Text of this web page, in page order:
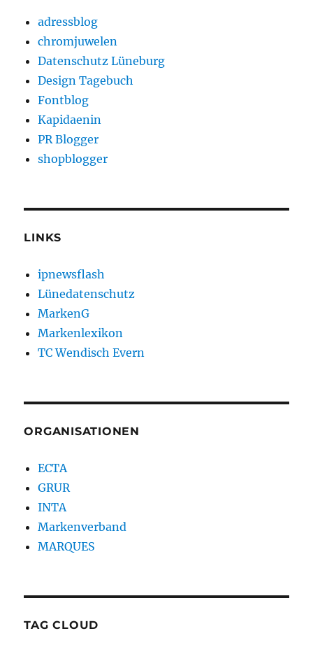
adressblog
chromjuwelen
Datenschutz Lüneburg
Design Tagebuch
Fontblog
Kapidaenin
PR Blogger
shopblogger
LINKS
ipnewsflash
Lünedatenschutz
MarkenG
Markenlexikon
TC Wendisch Evern
ORGANISATIONEN
ECTA
GRUR
INTA
Markenverband
MARQUES
TAG CLOUD